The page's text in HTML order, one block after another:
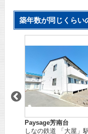
築年数が同じくらい
Paysage芳南台
しなの鉄道 「大屋 」